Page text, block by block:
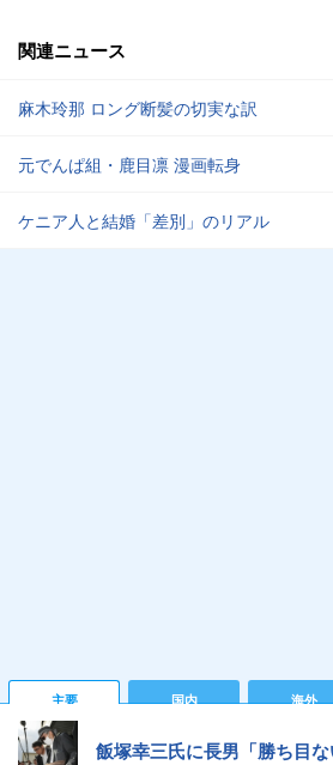
関連ニュース
麻木玲那 ロング断髪の切実な訳
元でんぱ組・鹿目凛 漫画転身
ケニア人と結婚「差別」のリアル
主要 国内 海外
飯塚幸三氏に長男「勝ち目な